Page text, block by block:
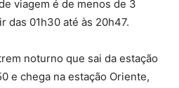
viagem é de menos de 3
das 01h30 até às 20h47.
noturno que sai da estação
e chega na estação Oriente,